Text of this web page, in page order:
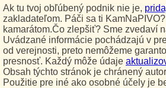
Ak tu tvoj obľúbený podnik nie je,
zakladateľom. Páči sa ti
kamarátom.Čo zlepšiť? Sme zvedaví
Uvádzané informácie pochádzajú v
od verejnosti, preto nemôžeme
presnosť. Každý môže údaje
Obsah týchto stránok je chránený
Použitie pre iné ako osobné účely je